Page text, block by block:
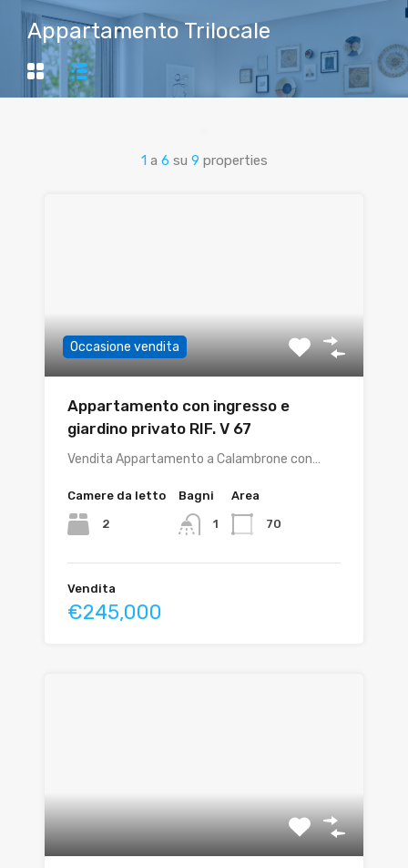
Appartamento Trilocale
1 a 6 su 9 properties
Occasione vendita
Appartamento con ingresso e
giardino privato RIF. V 67
Vendita Appartamento a Calambrone con…
Camere da letto
2
Bagni
1
Area
70
Vendita
€245,000